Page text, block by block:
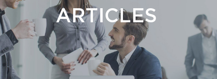
ARTICLES